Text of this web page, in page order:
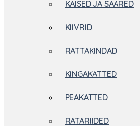
KÄISED JA SÄÄRED
KIIVRID
RATTAKINDAD
KINGAKATTED
PEAKATTED
RATARIIDED